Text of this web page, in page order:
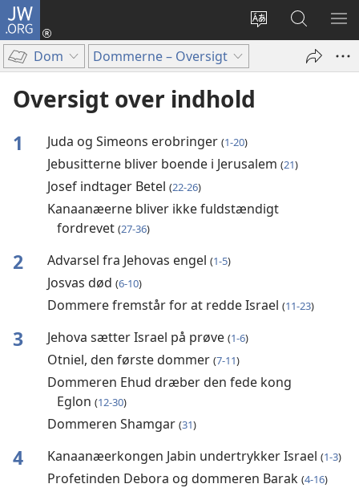
JW.ORG
Vælg
Log
på
(åbner
nyt
vindue)
Søg
på
JW.ORG
VIS
Dom Dommerne – Oversigt
Oversigt over indhold
1 Juda og Simeons erobringer (1-20)
Jebusitterne bliver boende i Jerusalem (21)
Josef indtager Betel (22-26)
Kanaanæerne bliver ikke fuldstændigt
fordrevet (27-36)
2 Advarsel fra Jehovas engel (1-5)
Josvas død (6-10)
Dommere fremstår for at redde Israel (11-23)
3 Jehova sætter Israel på prøve (1-6)
Otniel, den første dommer (7-11)
Dommeren Ehud dræber den fede kong
Eglon (12-30)
Dommeren Shamgar (31)
4 Kanaanæerkongen Jabin undertrykker Israel (1-3)
Profetinden Debora og dommeren Barak (4-16)